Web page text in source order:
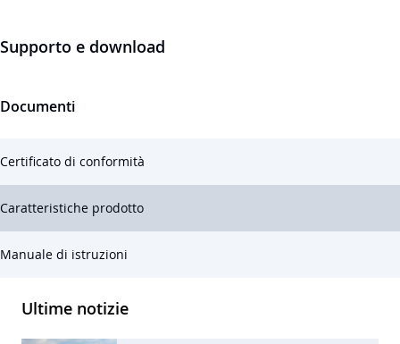
Supporto e download
Documenti
Certificato di conformità
Caratteristiche prodotto
Manuale di istruzioni
Ultime notizie